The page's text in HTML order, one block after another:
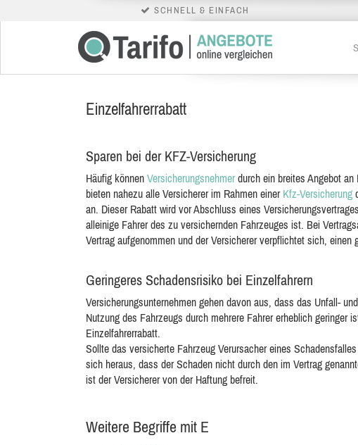
SCHNELL & EINFACH
Einzelfahrerrabatt
Sparen bei der KFZ-Versicherung
Häufig können Versicherungsnehmerdurch ein breites Angebot an
bieten nahezu alle Versicherer im Rahmen einer Kfz-Versicherung
an. Dieser Rabatt wird vor Abschluss eines
alleinige Fahrer des zu versichernden Fahrzeuges ist. Bei
Vertrag aufgenommen und der Versicherer verpflichtet sich, einen
Geringeres Schadensrisiko bei Einzelfahrern
Versicherungsunternehmen gehen davon aus, dass das Unfall-
Nutzung des Fahrzeugs durch mehrere Fahrer erheblich geringer
Einzelfahrerrabatt.
Sollte das versicherte Fahrzeug Verursacher eines
sich heraus, dass der Schaden nicht durch den im Vertrag
ist der Versicherer von der Haftung befreit.
Weitere Begriffe mit E